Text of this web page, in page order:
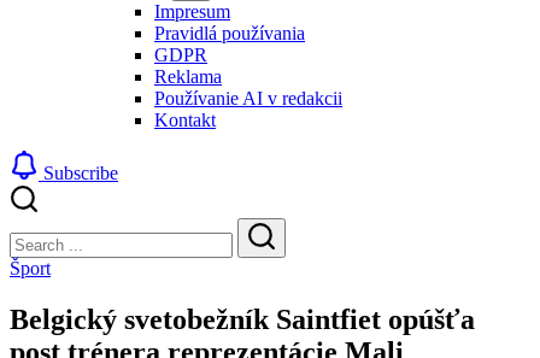
Impresum
Pravidlá používania
GDPR
Reklama
Používanie AI v redakcii
Kontakt
Subscribe
Search
Search
Šport
Belgický svetobežník Saintfiet opúšťa